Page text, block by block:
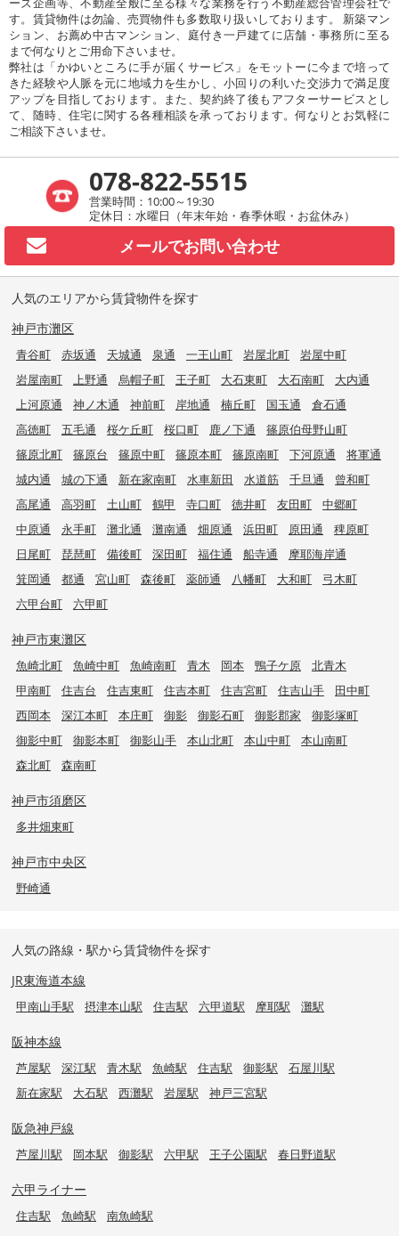
す。賃貸物件は勿論、売買物件も多数取り扱いしております。 新築マン
ション、お薦め中古マンション、庭付き一戸建てに店舗・事務所に至る
まで何なりとご用命下さいませ。
弊社は「かゆいところに手が届くサービス」をモットーに今まで培って
きた経験や人脈を元に地域力を生かし、小回りの利いた交渉力で満足度
アップを目指しております。また、契約終了後もアフターサービスとし
て、随時、住宅に関する各種相談を承っております。何なりとお気軽に
ご相談下さいませ。
078-822-5515
営業時間：10:00～19:30
定休日：水曜日（年末年始・春季休暇・お盆休み）
メールでお問い合わせ
人気のエリアから賃貸物件を探す
神戸市灘区
青谷町 赤坂通 天城通 泉通 一王山町 岩屋北町
岩屋中町
岩屋南町
上野通 烏帽子町 王子町 大石東町 大石南町
大内通
上河原通
神ノ木通 神前町 岸地通 楠丘町 国玉通
倉石通
高徳町
五毛通 桜ケ丘町 桜口町 鹿ノ下通
篠原伯母野山町
篠原北町
篠原台 篠原中町 篠原本町 篠原南町 下河原通
将軍通
城内通
城の下通 新在家南町 水車新田 水道筋 千旦通
曾和町
高尾通
高羽町 土山町 鶴甲 寺口町 徳井町 友田町
中郷町
中原通
永手町 灘北通 灘南通 畑原通 浜田町 原田通
稗原町
日尾町
琵琶町 備後町 深田町 福住通 船寺通
摩耶海岸通
箕岡通
都通 宮山町 森後町 薬師通 八幡町 大和町
弓木町
六甲台町
六甲町
神戸市東灘区
魚崎北町 魚崎中町 魚崎南町 青木 岡本 鴨子ケ原
北青木
甲南町
住吉台 住吉東町 住吉本町 住吉宮町 住吉山手
田中町
西岡本
深江本町 本庄町 御影 御影石町 御影郡家
御影塚町
御影中町
御影本町 御影山手 本山北町 本山中町
本山南町
森北町
森南町
神戸市須磨区
多井畑東町
神戸市中央区
野崎通
人気の路線・駅から賃貸物件を探す
JR東海道本線
甲南山手駅 摂津本山駅 住吉駅 六甲道駅 摩耶駅 灘駅
阪神本線
芦屋駅 深江駅 青木駅 魚崎駅 住吉駅 御影駅
石屋川駅
新在家駅
大石駅 西灘駅 岩屋駅 神戸三宮駅
阪急神戸線
芦屋川駅 岡本駅 御影駅 六甲駅 王子公園駅 春日野道駅
六甲ライナー
住吉駅 魚崎駅 南魚崎駅